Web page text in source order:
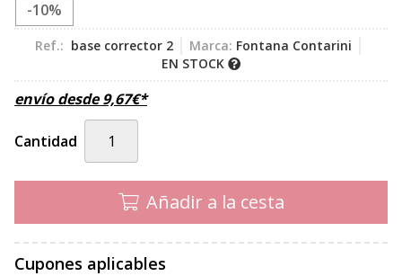
-10%
Ref.: base corrector 2 Marca: Fontana Contarini
EN STOCK
envío desde9,67€*
Cantidad
Añadir a la cesta
Cupones aplicables